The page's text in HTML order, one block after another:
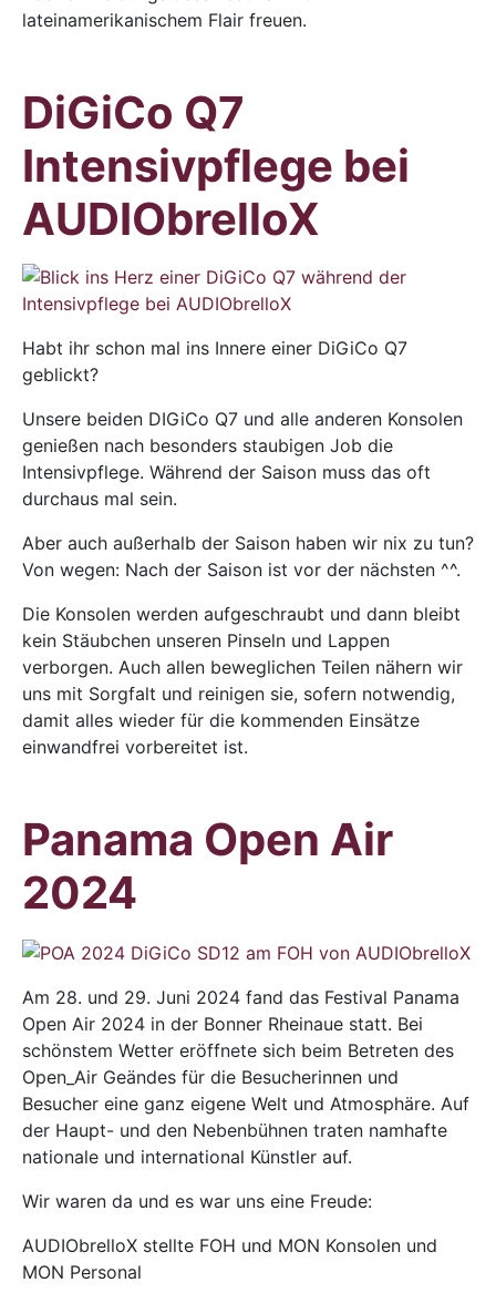
lateinamerikanischem Flair freuen.
DiGiCo Q7
Intensivpflege bei
AUDIObrelloX
Habt ihr schon mal ins Innere einer DiGiCo Q7
geblickt?
Unsere beiden DIGiCo Q7 und alle anderen Konsolen
genießen nach besonders staubigen Job die
Intensivpflege. Während der Saison muss das oft
durchaus mal sein.
Aber auch außerhalb der Saison haben wir nix zu tun?
Von wegen: Nach der Saison ist vor der nächsten ^^.
Die Konsolen werden aufgeschraubt und dann bleibt
kein Stäubchen unseren Pinseln und Lappen
verborgen. Auch allen beweglichen Teilen nähern wir
uns mit Sorgfalt und reinigen sie, sofern notwendig,
damit alles wieder für die kommenden Einsätze
einwandfrei vorbereitet ist.
Panama Open Air
2024
Am 28. und 29. Juni 2024 fand das Festival Panama
Open Air 2024 in der Bonner Rheinaue statt. Bei
schönstem Wetter eröffnete sich beim Betreten des
Open_Air Geändes für die Besucherinnen und
Besucher eine ganz eigene Welt und Atmosphäre. Auf
der Haupt- und den Nebenbühnen traten namhafte
nationale und international Künstler auf.
Wir waren da und es war uns eine Freude:
AUDIObrelloX stellte FOH und MON Konsolen und
MON Personal